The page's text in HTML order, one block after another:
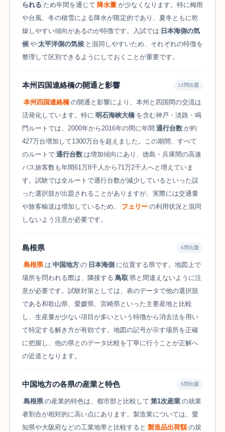
られる ため年間を通じて 降水量 が少なくなります。特に梅雨
や台風、冬の積雪による降水が限定的であり、夏冬ともに乾
燥しやすい傾向があるのが特徴です。入試では 日本海側の気
候 や 太平洋側の気候 と混同しやすいため、それぞれの特徴を
整理して区別できるようにしておくことが重要です。
本州四国連絡橋の開通と影響 12問出題
本州四国連絡橋 の開通と影響により、本州と四国間の交流は
活発化しています。特に 明石海峡大橋 を含む神戸・淡路・鳴
門ルートでは、2000年から2016年の間に年間 通行台数 が約
427万台増加して1300万台を超えました。この期間、すべて
のルートで 通行台数 は増加傾向にあり、徳島・兵庫間の高速
バス旅客数も年間61万8千人から71万2千人へと増えていま
す。試験では全ルートで通行台数が減少しているといった誤
った選択肢が出題されることがありますが、実際には交通量
や旅客輸送は増加しているため、
フェリー の利用状況と混同
しないよう注意が必要です。
島根県 6問出題
島根県 は 中国地方 の 日本海側 に位置する県です。地図上で
場所を問われる際は、隣接する 鳥取 県と間違えないように注
意が必要です。試験対策としては、表のデータで他の選択肢
である和歌山県、愛媛県、宮崎県といった主要産地と比較
し、生産量が少ない項目が多いという特徴から消去法を用い
て特定する解き方が有効です。地図の記号が示す場所を正確
に把握し、他の県とのデータ比較を丁寧に行うことが正解へ
の近道となります。
中国地方の各県の産業と特色 5問出題
島根県 の産業的特色は、都市部と比較して 第1次産業 の就業
者割合が相対的に高い点にあります。製造業については、愛
知県や大阪府などの工業地帯と比較すると 製造品出荷額 の規